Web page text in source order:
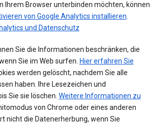
Ihrem Browser unterbinden möchten, können
von Google Analytics installieren.
und Datenschutz
Sie die Informationen beschränken, die
Sie im Web surfen. Hier erfahren Sie
werden gelöscht, nachdem Sie alle
haben. Ihre Lesezeichen und
Sie sie löschen. Weitere Informationen zu
von Chrome oder eines anderen
nicht die Datenerherbung, wenn Sie